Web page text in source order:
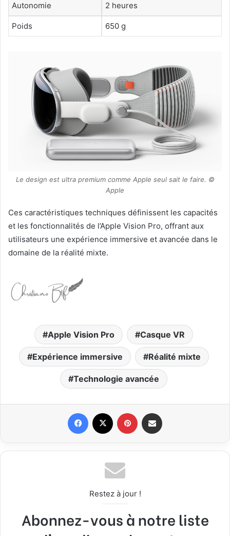
Autonomie 2 heures
Poids 650 g
Le design est ultra premium comme Apple seul sait le faire. ©
Apple
Ces caractéristiques techniques définissent les capacités
et les fonctionnalités de l’Apple Vision Pro, offrant aux
utilisateurs une expérience immersive et avancée dans le
domaine de la réalité mixte.
Apple Vision Pro Casque VR
Expérience immersive Réalité mixte
Technologie avancée
Restez à jour !
Abonnez-vous à notre liste